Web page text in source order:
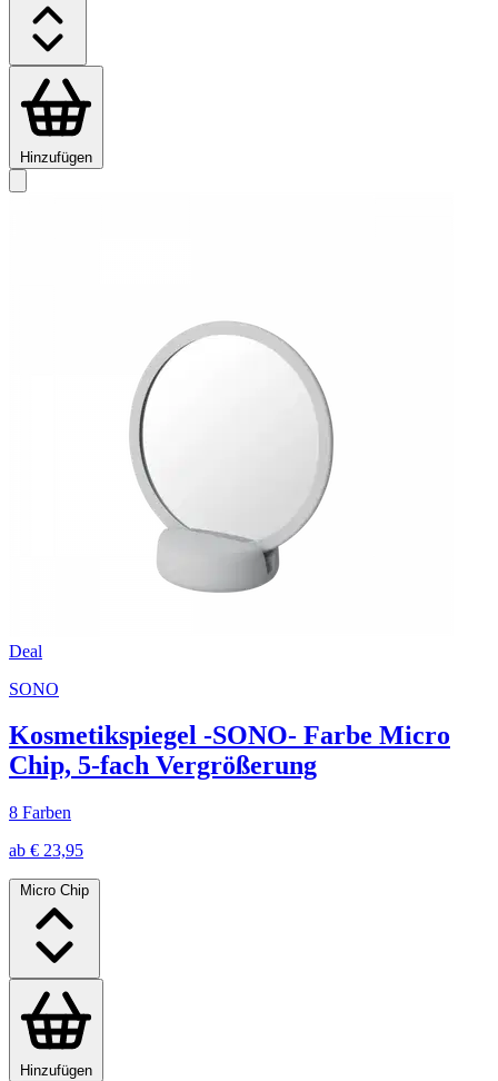
Hinzufügen
Deal
SONO
Kosmetikspiegel -SONO- Farbe Micro
Chip, 5-fach Vergrößerung
8 Farben
ab € 23,95
Micro Chip
Hinzufügen